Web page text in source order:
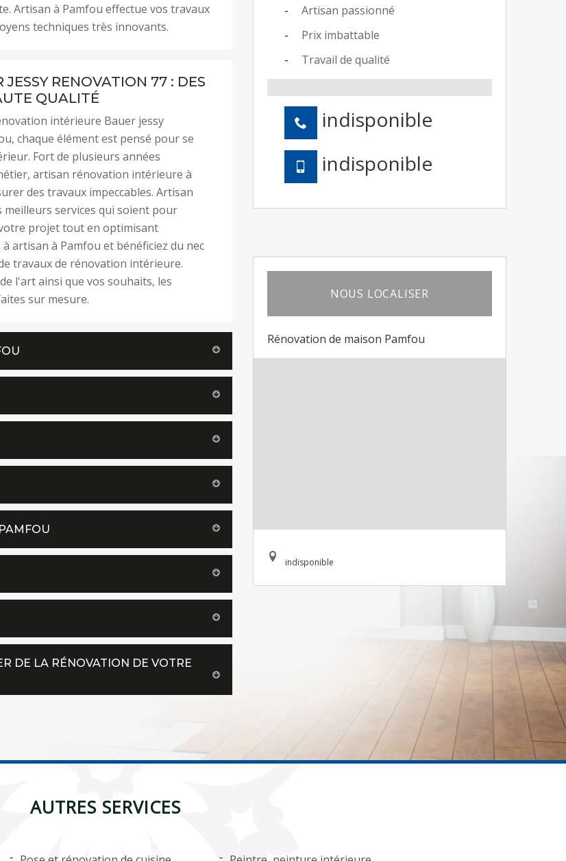
Artisan à Pamfou effectue vos travaux
techniques très innovants.
RENOVATION 77 : DES
QUALITÉ
intérieure Bauer jessy
chaque élément est pensé pour se
Fort de plusieurs années
artisan rénovation intérieure à
des travaux impeccables. Artisan
meilleurs services qui soient pour
projet tout en optimisant
à artisan à Pamfou et bénéficiez du nec
travaux de rénovation intérieure.
l'art ainsi que vos souhaits, les
sur mesure.
DE LA RÉNOVATION DE VOTRE
Artisan passionné
Prix imbattable
Travail de qualité
indisponible
indisponible
NOUS LOCALISER
Rénovation de maison Pamfou
indisponible
AUTRES SERVICES